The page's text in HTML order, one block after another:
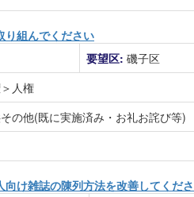
り組んでください
要望区: 磯子区
人権
の他(既に実施済み・お礼お詫び等)
け雑誌の陳列方法を改善してくだ